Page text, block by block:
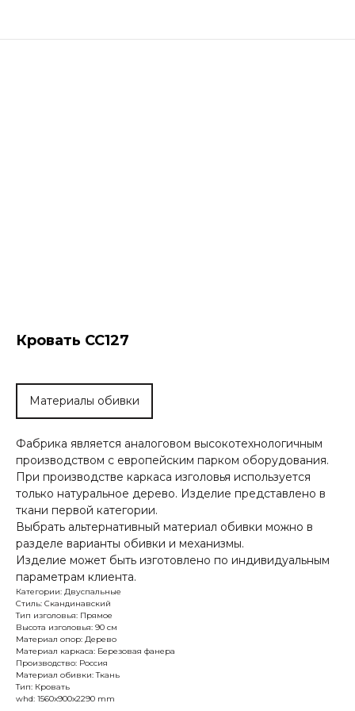
Кровать СС127
Материалы обивки
Фабрика является аналоговом высокотехнологичным
производством с европейским парком оборудования.
При производстве каркаса изголовья используется
только натуральное дерево. Изделие представлено в
ткани первой категории.
Выбрать альтернативный материал обивки можно в
разделе варианты обивки и механизмы.
Изделие может быть изготовлено по индивидуальным
параметрам клиента.
Категории: Двуспальные
Стиль: Скандинавский
Тип изголовья: Прямое
Высота изголовья: 90 см
Материал опор: Дерево
Материал каркаса: Березовая фанера
Производство: Россия
Материал обивки: Ткань
Тип: Кровать
whd: 1560x900x2290 mm